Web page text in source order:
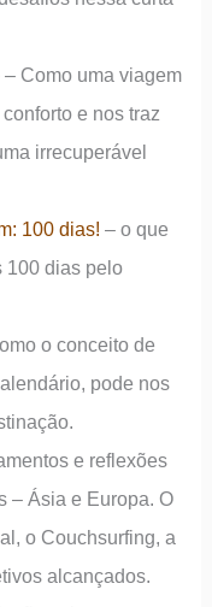
– Como uma viagem
e nos traz
irrecuperável
100 dias! – o que
100 dias pelo
o conceito de
pode nos
e reflexões
– Ásia e Europa. O
o Couchsurfing, a
alcançados.